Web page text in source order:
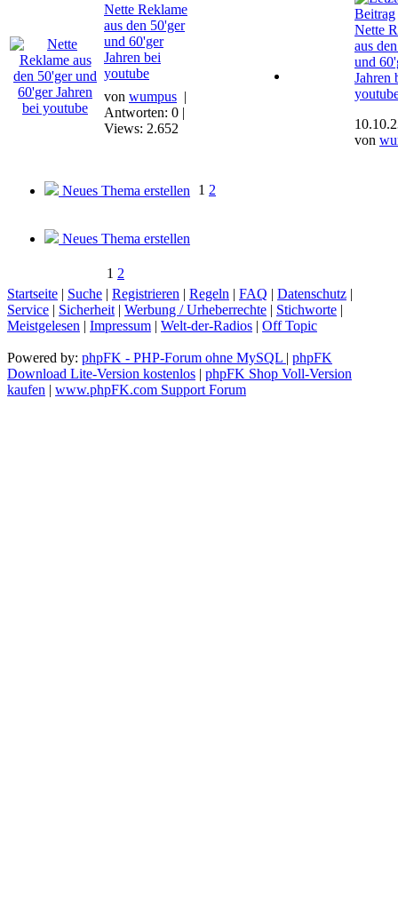
Nette Reklame
aus den 50'ger
und 60'ger
Jahren bei
youtube
von wumpus |
Antworten: 0 |
Views: 2.652
Nette
aus
und
Jahren
von
Neues Thema erstellen 1 2
Neues Thema erstellen
1 2
Startseite | Suche | Registrieren | Regeln | FAQ | Datenschutz |
Service | Sicherheit | Werbung / Urheberrechte | Stichworte |
Meistgelesen | Impressum | Welt-der-Radios | Off Topic
Powered by: phpFK - PHP-Forum ohne MySQL | phpFK
Download Lite-Version kostenlos | phpFK Shop Voll-Version
kaufen | www.phpFK.com Support Forum